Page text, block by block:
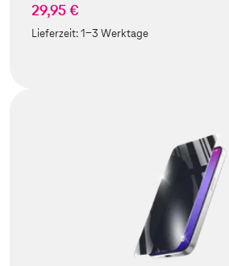
29,95 €
Lieferzeit:1-3 Werktage